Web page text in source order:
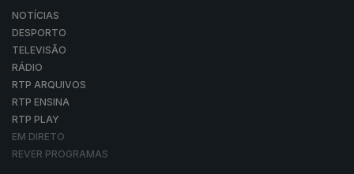
NOTÍCIAS
DESPORTO
TELEVISÃO
RÁDIO
RTP ARQUIVOS
RTP ENSINA
RTP PLAY
EM DIRETO
REVER PROGRAMAS